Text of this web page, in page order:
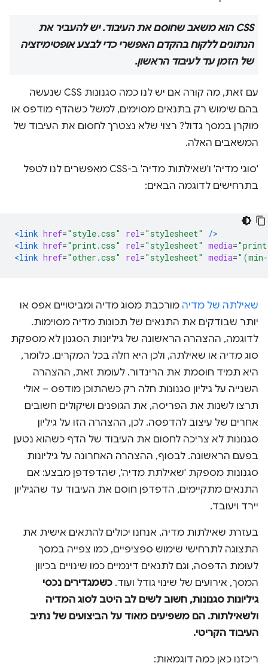
CSS הוא משאב שחוסם את העיבוד. יש להעביר את
הנתונים ללקוח בהקדם האפשרי כדי לבצע אופטימיזציה
של הזמן עד לעיבוד הראשון.
עם זאת, מה קורה אם יש לנו כמה סגנונות CSS שנעשה
בהם שימוש רק בתנאים מסוימים, למשל כשהדף מודפס או
מוקרן במסך גדול? רצוי שלא נצטרך לחסום את העיבוד של
המשאבים האלה.
'סוגי מדיה' ו'שאילתות מדיה' ב-CSS מאפשרים לנו לטפל
בתרחישים לדוגמה הבאים:
<link href="style.css" rel="stylesheet"
/>
<link href="print.css" rel="stylesheet" media=
<link href="other.css" rel="stylesheet" media=
שאילתה של מדיה מורכבת מסוג מדיה ומביטויים אפס או
יותר שבודקים את התנאים של תכונות מדיה מסוימות.
לדוגמה, ההצהרה הראשונה של גיליונות הסגנון לא מספקת
סוג מדיה או שאילתה, ולכן היא חלה בכל המקרים. כלומר,
היא תמיד חוסמת את הרינדור. לעומת זאת, ההצהרה
השנייה על גיליון סגנונות חלה רק כשהתוכן מודפס – אולי
תרצו לשנות את הפריסה, את הגופנים ושיקולים חשובים
אחרים של עיצוב להדפסה. לכן, ההצהרה הזו על גיליון
סגנונות לא צריכה לחסום את העיבוד של הדף כשהוא נטען
בפעם הראשונה. לבסוף, ההצהרה האחרונה על גיליונות
סגנונות מספקת 'שאילתת מדיה', שהדפדפן מבצע: אם
התנאים מתקיימים, הדפדפן חוסם את העיבוד עד שהגיליון
יירד ויעובד.
בעזרת שאילתות מדיה, אנחנו יכולים להתאים אישית את
התצוגה לתרחישי שימוש ספציפיים, כמו צפייה במסך
לעומת הדפסה, וגם לתנאים דינמיים כמו שינויים בכיוון
המסך, אירועים של שינוי גודל ועוד. כשמגדירים נכסי
גיליונות סגנונות, חשוב לשים לב היטב לסוג המדיה
ולשאילתות. הם משפיעים מאוד על הביצועים של נתיב
העיבוד הקריטי.
ריכזנו כאן כמה דוגמאות: